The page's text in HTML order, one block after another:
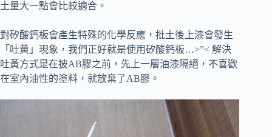
土量大一點會比較適合。
對矽酸鈣板會產生特殊的化學反應，批土後上漆會發生
「吐黃」現象，我們正好就是使用矽酸鈣板…>”< 解決
吐黃方式是在披AB膠之前，先上一層油漆隔絕，不喜歡
在室內油性的塗料，就放棄了AB膠 。